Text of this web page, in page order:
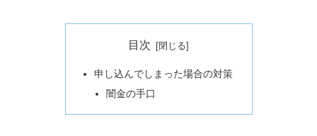
目次
申し込んでしまった場合の対策
闇金の手口